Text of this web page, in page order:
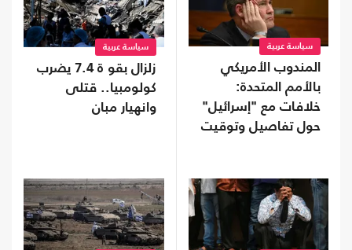
سياسة عربية
المندوب الأمريكي
بالأمم المتحدة:
خلافات مع "إسرائيل"
حول تفاصيل وتوقيت
سياسة عربية
زلزال بقو ة 7.4 يضرب
كولومبيا.. قتلى
وانهيار مبان